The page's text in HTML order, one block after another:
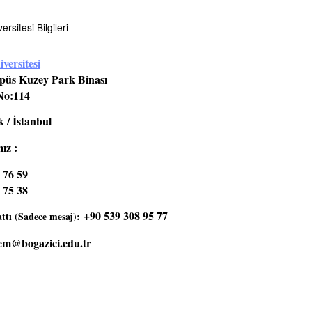
Bilgileri
Kuzey Park Binası
/ İstanbul
:
59
38
(Sadece mesaj): +90 539 308 95 77